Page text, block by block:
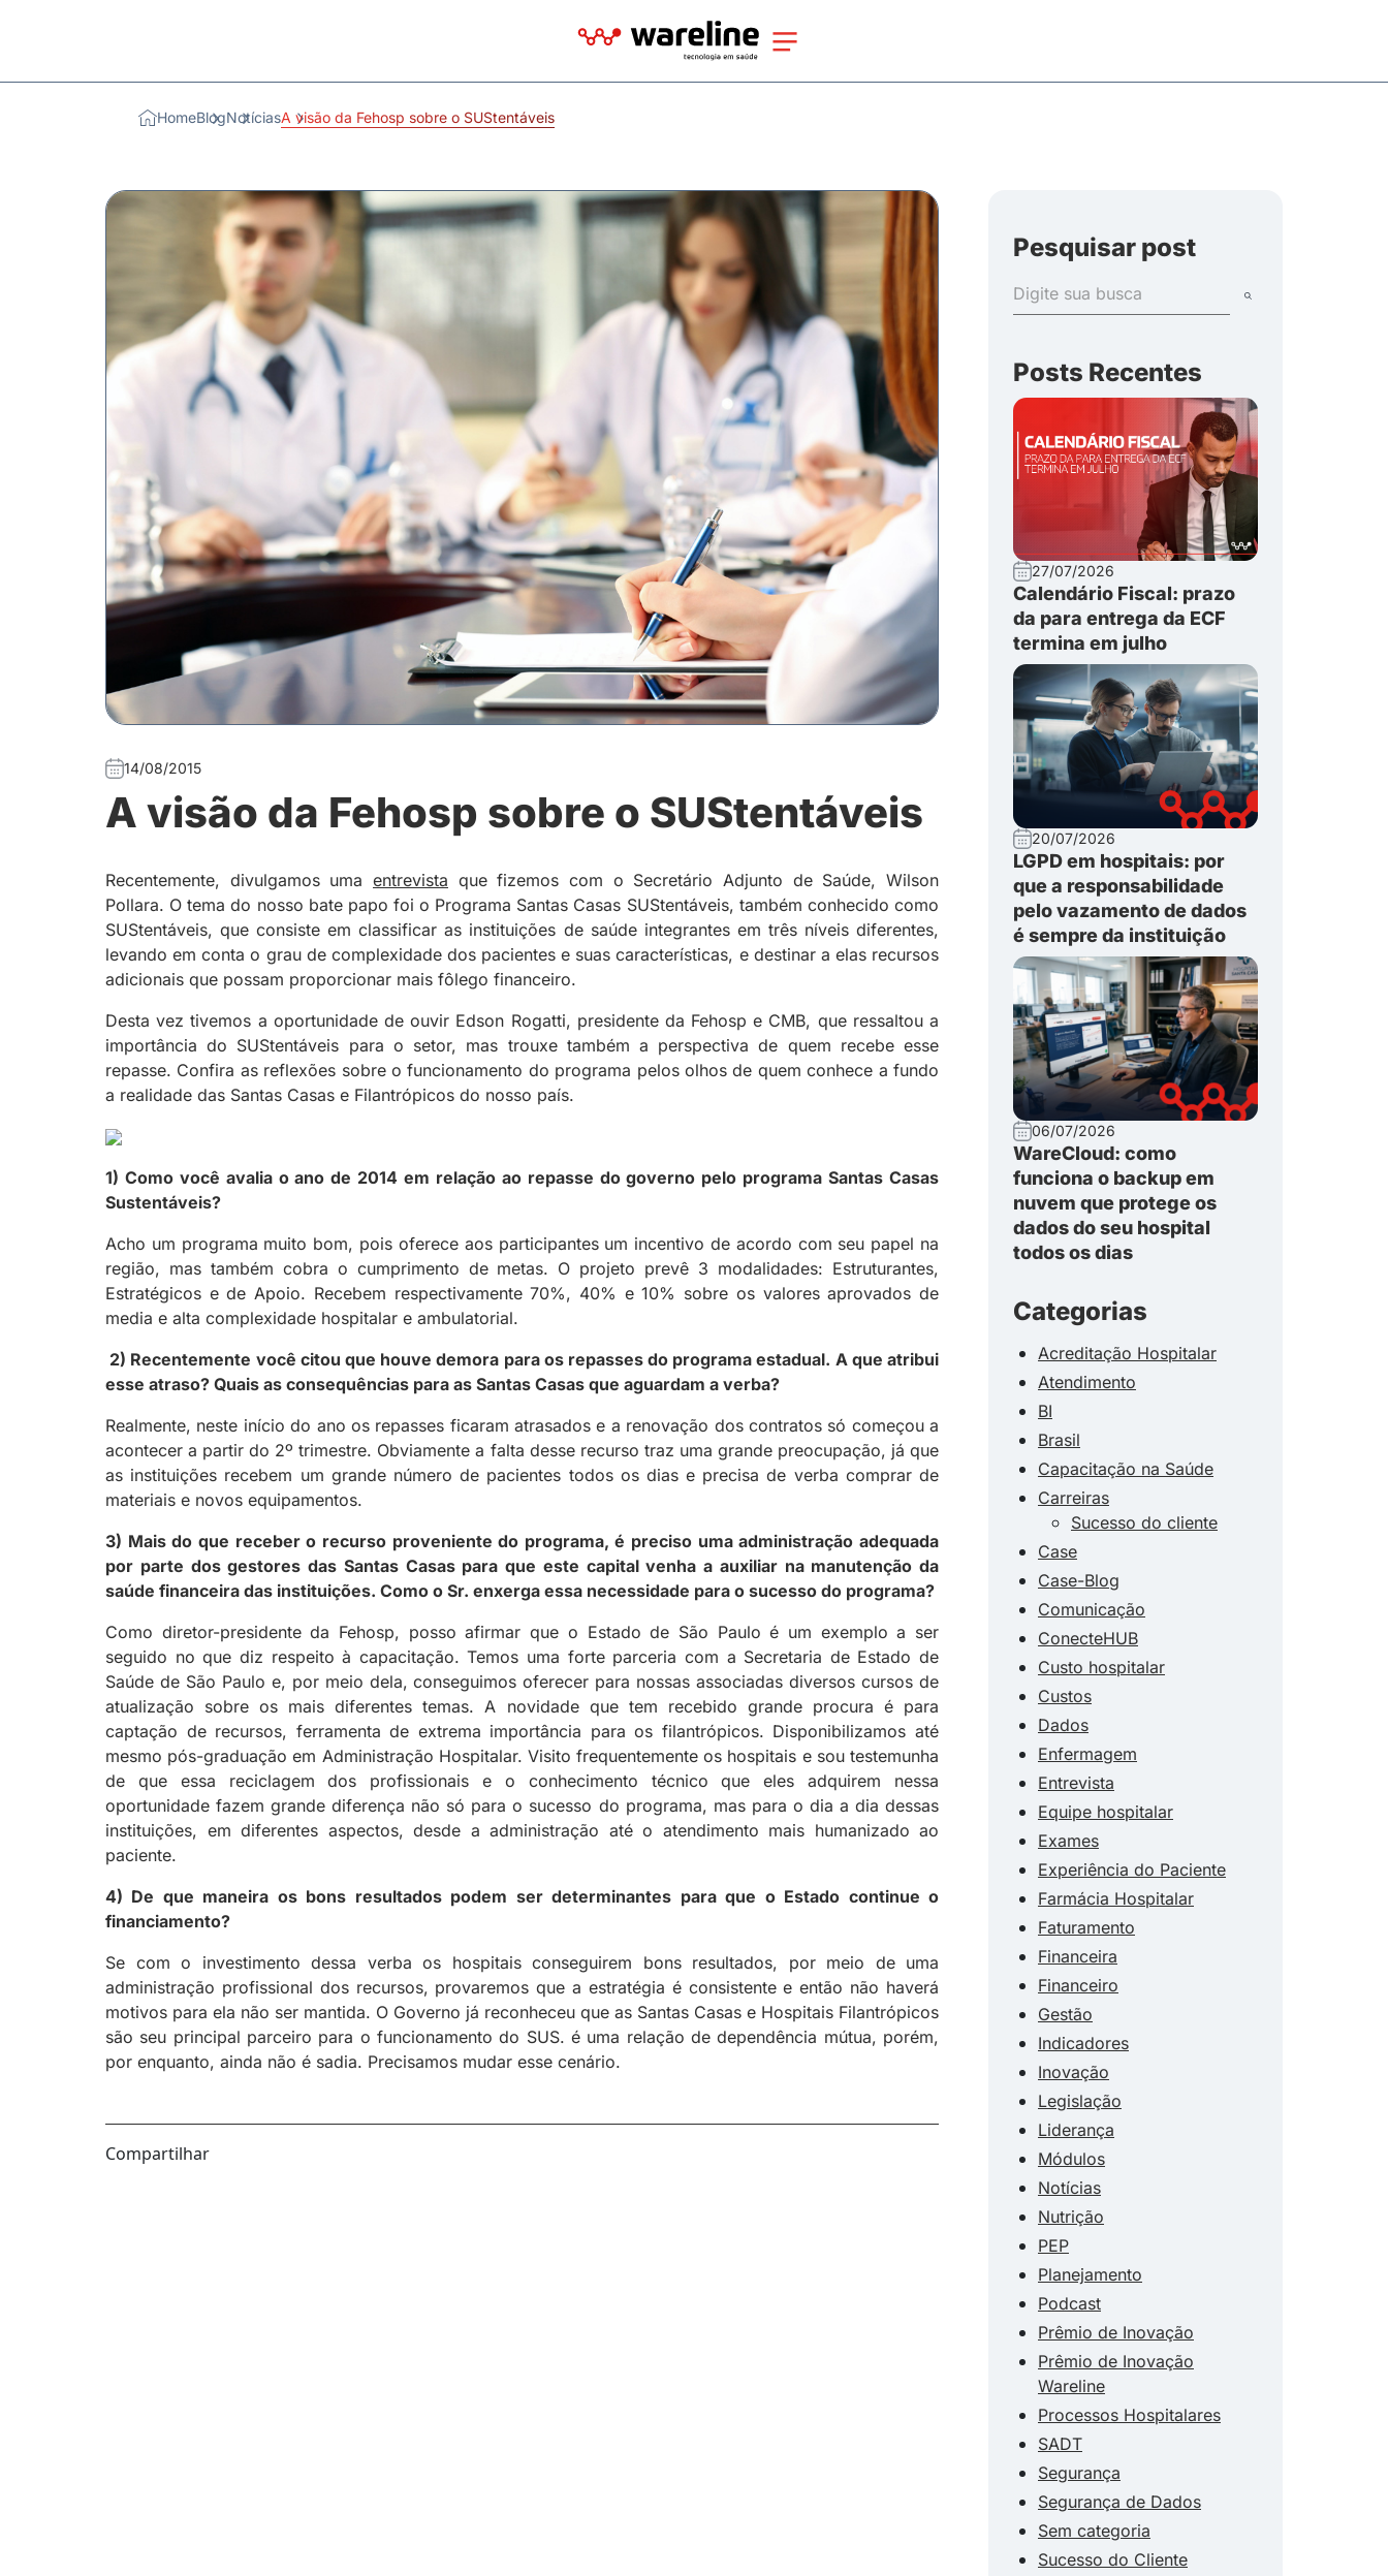
HomeBlogNotíciasA visão da Fehosp sobre o SUStentáveis
14/08/2015
A visão da Fehosp sobre o SUStentáveis
Recentemente, divulgamos uma entrevista que fizemos com o Secretário Adjunto de Saúde, Wilson
Pollara. O tema do nosso bate papo foi o Programa Santas Casas SUStentáveis, também conhecido como
SUStentáveis, que consiste em classificar as instituições de saúde integrantes em três níveis diferentes,
levando em conta o grau de complexidade dos pacientes e suas características, e destinar a elas recursos
adicionais que possam proporcionar mais fôlego financeiro.
Desta vez tivemos a oportunidade de ouvir Edson Rogatti, presidente da Fehosp e CMB, que ressaltou a
importância do SUStentáveis para o setor, mas trouxe também a perspectiva de quem recebe esse
repasse. Confira as reflexões sobre o funcionamento do programa pelos olhos de quem conhece a fundo
a realidade das Santas Casas e Filantrópicos do nosso país.
1) Como você avalia o ano de 2014 em relação ao repasse do governo pelo programa Santas Casas
Sustentáveis?
Acho um programa muito bom, pois oferece aos participantes um incentivo de acordo com seu papel na
região, mas também cobra o cumprimento de metas. O projeto prevê 3 modalidades: Estruturantes,
Estratégicos e de Apoio. Recebem respectivamente 70%, 40% e 10% sobre os valores aprovados de
media e alta complexidade hospitalar e ambulatorial.
2) Recentemente você citou que houve demora para os repasses do programa estadual. A que atribui
esse atraso? Quais as consequências para as Santas Casas que aguardam a verba?
Realmente, neste início do ano os repasses ficaram atrasados e a renovação dos contratos só começou a
acontecer a partir do 2º trimestre. Obviamente a falta desse recurso traz uma grande preocupação, já que
as instituições recebem um grande número de pacientes todos os dias e precisa de verba comprar de
materiais e novos equipamentos.
3) Mais do que receber o recurso proveniente do programa, é preciso uma administração adequada
por parte dos gestores das Santas Casas para que este capital venha a auxiliar na manutenção da
saúde financeira das instituições. Como o Sr. enxerga essa necessidade para o sucesso do programa?
Como diretor-presidente da Fehosp, posso afirmar que o Estado de São Paulo é um exemplo a ser
seguido no que diz respeito à capacitação. Temos uma forte parceria com a Secretaria de Estado de
Saúde de São Paulo e, por meio dela, conseguimos oferecer para nossas associadas diversos cursos de
atualização sobre os mais diferentes temas. A novidade que tem recebido grande procura é para
captação de recursos, ferramenta de extrema importância para os filantrópicos. Disponibilizamos até
mesmo pós-graduação em Administração Hospitalar. Visito frequentemente os hospitais e sou testemunha
de que essa reciclagem dos profissionais e o conhecimento técnico que eles adquirem nessa
oportunidade fazem grande diferença não só para o sucesso do programa, mas para o dia a dia dessas
instituições, em diferentes aspectos, desde a administração até o atendimento mais humanizado ao
paciente.
4) De que maneira os bons resultados podem ser determinantes para que o Estado continue o
financiamento?
Se com o investimento dessa verba os hospitais conseguirem bons resultados, por meio de uma
administração profissional dos recursos, provaremos que a estratégia é consistente e então não haverá
motivos para ela não ser mantida. O Governo já reconheceu que as Santas Casas e Hospitais Filantrópicos
são seu principal parceiro para o funcionamento do SUS. é uma relação de dependência mútua, porém,
por enquanto, ainda não é sadia. Precisamos mudar esse cenário.
Compartilhar
Pesquisar post
Posts Recentes
27/07/2026
Calendário Fiscal: prazo
da para entrega da ECF
termina em julho
20/07/2026
LGPD em hospitais: por
que a responsabilidade
pelo vazamento de dados
é sempre da instituição
06/07/2026
WareCloud: como
funciona o backup em
nuvem que protege os
dados do seu hospital
todos os dias
Categorias
Acreditação Hospitalar
Atendimento
BI
Brasil
Capacitação na Saúde
Carreiras
Sucesso do cliente
Case
Case-Blog
Comunicação
ConecteHUB
Custo hospitalar
Custos
Dados
Enfermagem
Entrevista
Equipe hospitalar
Exames
Experiência do Paciente
Farmácia Hospitalar
Faturamento
Financeira
Financeiro
Gestão
Indicadores
Inovação
Legislação
Liderança
Módulos
Notícias
Nutrição
PEP
Planejamento
Podcast
Prêmio de Inovação
Prêmio de Inovação
Wareline
Processos Hospitalares
SADT
Segurança
Segurança de Dados
Sem categoria
Sucesso do Cliente